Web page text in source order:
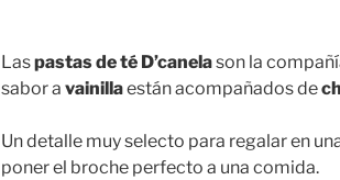
Laspastas de té D’canelason la
sabor a vainillaestán acompañados de
Un detalle muy selecto para regalar en
poner el broche perfecto a una comida.